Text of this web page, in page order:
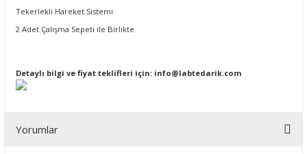
Tekerlekli Hareket Sistemi
2 Adet Çalışma Sepeti ile Birlikte
Detaylı bilgi ve fiyat teklifleri için: info@labtedarik.com
Yorumlar